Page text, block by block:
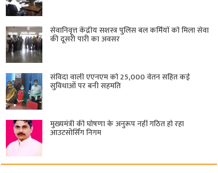
सेवानिवृत्त केंद्रीय सशस्त्र पुलिस बल ​कर्मियों को मिला सेवा
की दूसरी पारी का अवसर
संविदा वाली एएनएम को 25,000 वेतन सहित कई
सुविधाओं पर बनी सहमति
मुख्यमंत्री की घोषणा के अनुरूप नहीं गठित हो रहा
आउटसोर्सिंग निगम